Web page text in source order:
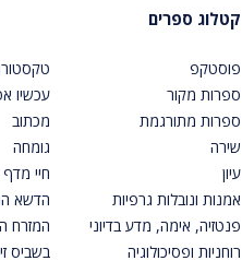
קטלוג ספרים
פוסטקפ
ספרות מקור
ספרות מתורגמת
שירה
עיון
אמנות ונובלות גרפיות
פנטזיה, אימה, מדע בדיוני
רוחניות ופסיכולוגיה
עכשיו
מכתוב
גומחה
חיי מדף
הדשא
המזרח
בשביס